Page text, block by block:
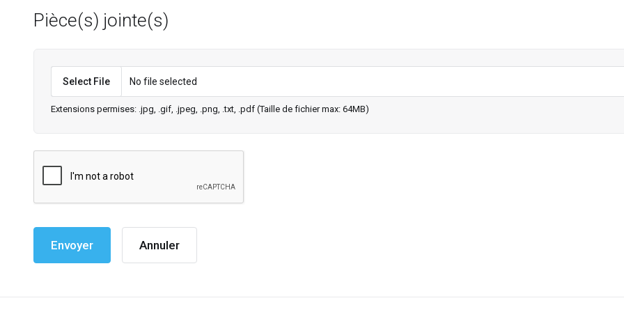
Pièce(s) jointe(s)
Select File No file selected
Extensions permises: .jpg, .gif, .jpeg, .png, .txt, .pdf (Taille de fichier max: 64MB)
Annuler